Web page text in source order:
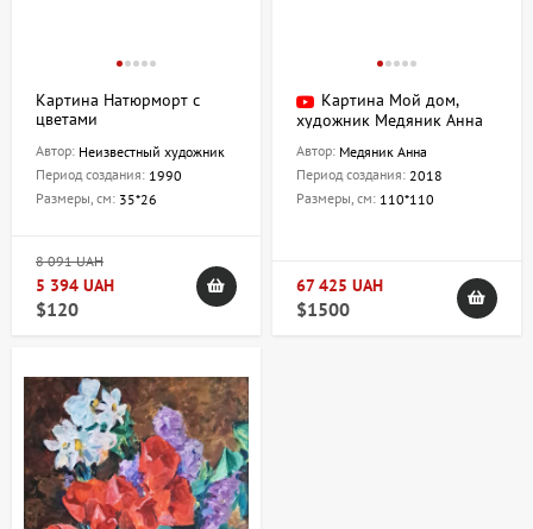
Картина Натюрморт с
цветами
Автор: Неизвестный художник
Период создания: 1990
Размеры, см: 35*26
8 091 UAH
5 394 UAH
$120
Картина Мой дом,
художник Медяник Анна
Автор: Медяник Анна
Период создания: 2018
Размеры, см: 110*110
67 425 UAH
$1500